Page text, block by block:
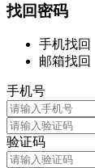
找回密码
手机找回
邮箱找回
手机号
验证码